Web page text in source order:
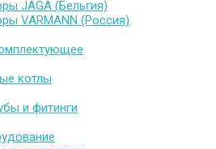
JAGA (Бельгия)
VARMANN (Россия)
котлы
и фитинги